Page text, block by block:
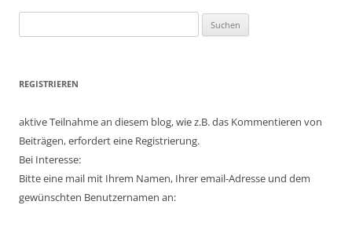
nach:
REGISTRIEREN
aktive Teilnahme an diesem blog, wie z.B. das Kommentieren von
Beiträgen, erfordert eine Registrierung.
Bei Interesse:
Bitte eine mail mit Ihrem Namen, Ihrer email-Adresse und dem
gewünschten Benutzernamen an: